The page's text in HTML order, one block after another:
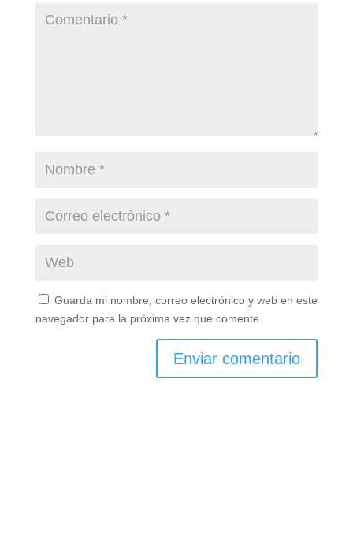
Guarda mi nombre, correo electrónico y web en este
navegador para la próxima vez que comente.